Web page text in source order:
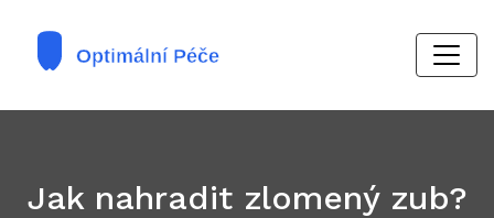
Jak nahradit zlomený zub?